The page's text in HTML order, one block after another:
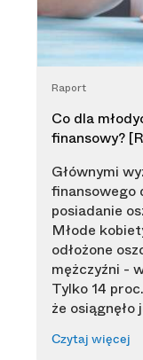
Raport
Co dla
finansowy?
Głównymi
finansowego
posiadanie
Młode
odłożone
mężczyźni -
Tylko 14
że osiągnęło
Czytaj więcej